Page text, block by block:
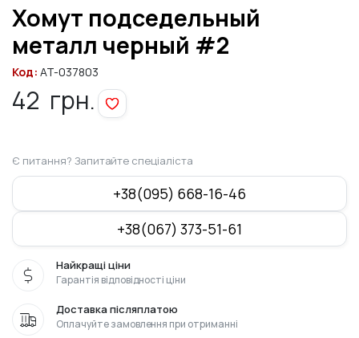
Хомут подседельный
металл черный #2
Код: AT-037803
42 грн.
Є питання? Запитайте спеціаліста
+38(095) 668-16-46
+38(067) 373-51-61
Найкращі ціни
Гарантія відповідності ціни
Доставка післяплатою
Оплачуйте замовлення при отриманні